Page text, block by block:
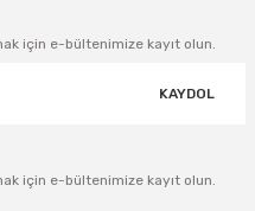
için e-bültenimize kayıt olun.
KAYDOL
için e-bültenimize kayıt olun.